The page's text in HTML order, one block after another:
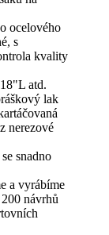
ocelového
s
kvality
atd.
lak
nerezové
snadno
a vyrábíme
návrhů